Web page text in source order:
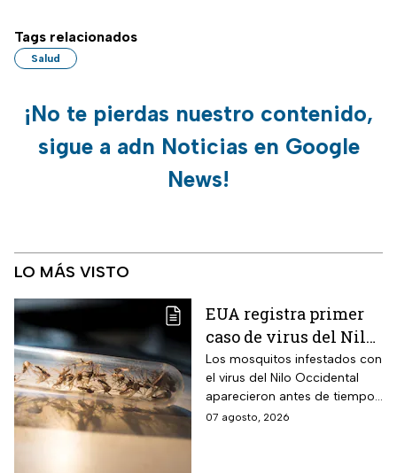
Tags relacionados
Salud
¡No te pierdas nuestro contenido,
sigue a adn Noticias en Google
News!
LO MÁS VISTO
EUA registra primer
caso de virus del Nilo
Occidental de 2026
Los mosquitos infestados con
el virus del Nilo Occidental
aparecieron antes de tiempo
en EUA; ya se registró el
07 agosto, 2026